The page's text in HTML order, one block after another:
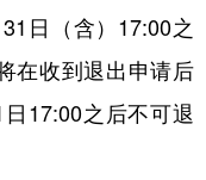
日（含）17:00之
在收到退出申请后
17:00之后不可退